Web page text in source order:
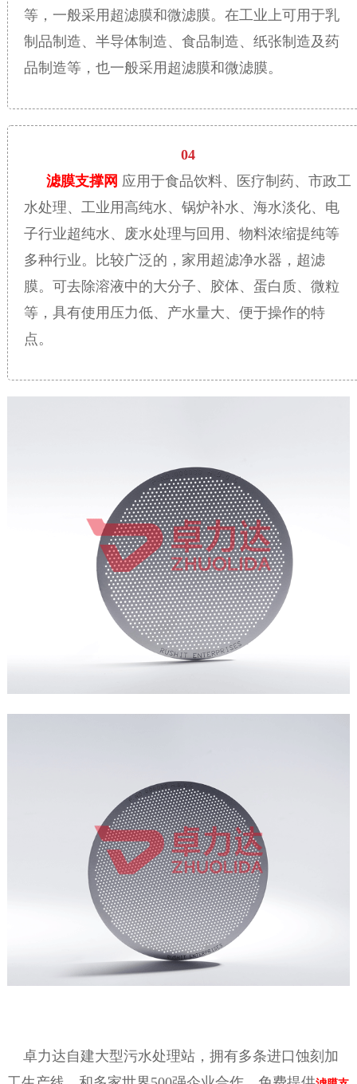
等，一般采用超滤膜和微滤膜。在工业上可用于乳
制品制造、半导体制造、食品制造、纸张制造及药
品制造等，也一般采用超滤膜和微滤膜。
04
滤膜支撑网 应用于食品饮料、医疗制药、市政工
水处理、工业用高纯水、锅炉补水、海水淡化、电
子行业超纯水、废水处理与回用、物料浓缩提纯等
多种行业。比较广泛的，家用超滤净水器，超滤
膜。可去除溶液中的大分子、胶体、蛋白质、微粒
等，具有使用压力低、产水量大、便于操作的特
点。
卓力达自建大型污水处理站，拥有多条进口蚀刻加